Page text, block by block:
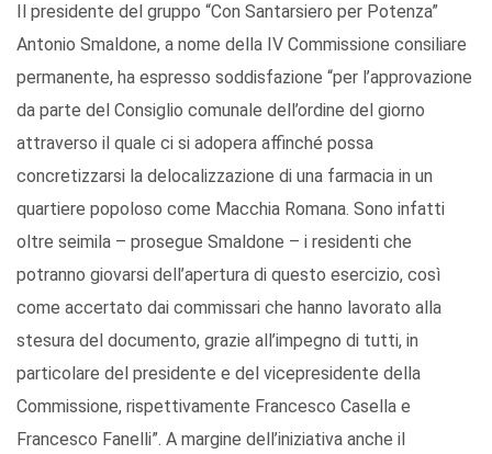
Il presidente del gruppo “Con Santarsiero per Potenza”
Antonio Smaldone, a nome della IV Commissione consiliare
permanente, ha espresso soddisfazione “per l’approvazione
da parte del Consiglio comunale dell’ordine del giorno
attraverso il quale ci si adopera affinché possa
concretizzarsi la delocalizzazione di una farmacia in un
quartiere popoloso come Macchia Romana. Sono infatti
oltre seimila – prosegue Smaldone – i residenti che
potranno giovarsi dell’apertura di questo esercizio, così
come accertato dai commissari che hanno lavorato alla
stesura del documento, grazie all’impegno di tutti, in
particolare del presidente e del vicepresidente della
Commissione, rispettivamente Francesco Casella e
Francesco Fanelli”. A margine dell’iniziativa anche il